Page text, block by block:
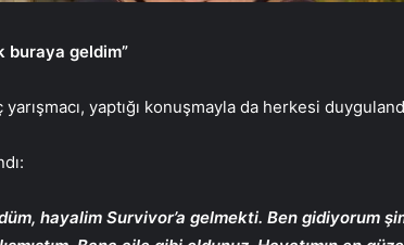
buraya geldim”
yaptığı konuşmayla da herkesi
hayalim Survivor’a gelmekti. Ben gidiyorum